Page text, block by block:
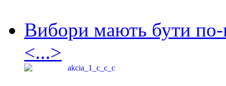
Вибори мають бути по-
<...>